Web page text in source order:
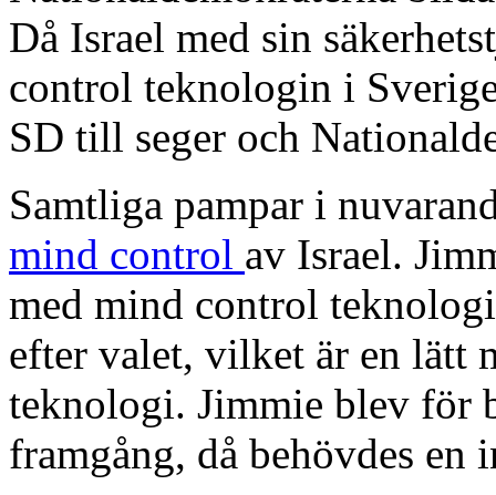
Då Israel med sin
control teknologin i
SD till seger och
Samtliga pampar i
mind control av Israel.
med mind control
efter valet, vilket är en lätt
teknologi. Jimmie blev för
framgång, då behövdes